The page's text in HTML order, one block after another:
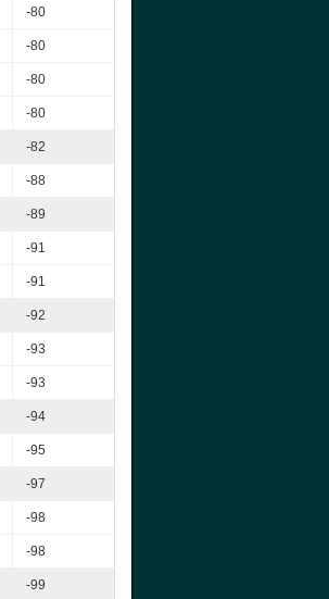
-80
-80
-80
-80
-82
-88
-89
-91
-91
-92
-93
-93
-94
-95
-97
-98
-98
-99